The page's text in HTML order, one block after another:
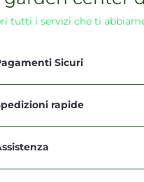
tutti i servizi che ti
Sicuri
rapide